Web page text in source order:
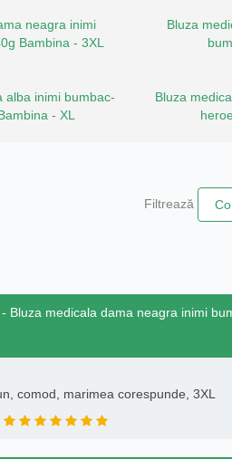
neagra inimi
Bambina - 3XL
Bluza
alba inimi bumbac-
- XL
Bluza
Filtrează
Bluza medicala dama neagra inimi
comod, marimea corespunde, 3XL